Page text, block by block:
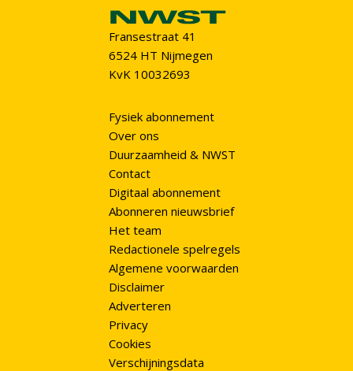
Fransestraat 41
6524 HT Nijmegen
KvK 10032693
Fysiek abonnement
Over ons
Duurzaamheid & NWST
Contact
Digitaal abonnement
Abonneren nieuwsbrief
Het team
Redactionele spelregels
Algemene voorwaarden
Disclaimer
Adverteren
Privacy
Cookies
Verschijningsdata